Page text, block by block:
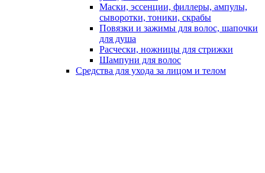
Маски, эссенции, филлеры, ампулы,
сыворотки, тоники, скрабы
Повязки и зажимы для волос, шапочки
для душа
Расчески, ножницы для стрижки
Шампуни для волос
Средства для ухода за лицом и телом